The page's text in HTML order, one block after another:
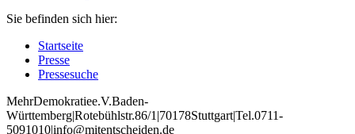
Sie befinden sich hier:
Startseite
Presse
Pressesuche
MehrDemokratiee.V.Baden-
Württemberg|Rotebühlstr.86/1 |70178Stuttgart|Tel.0711-
5091010|info@mitentscheiden.de